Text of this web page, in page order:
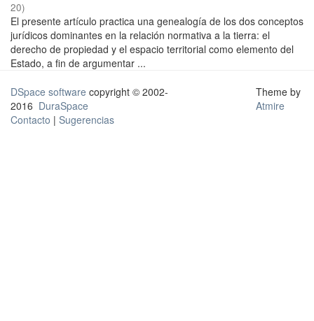
20)
El presente artículo practica una genealogía de los dos conceptos
jurídicos dominantes en la relación normativa a la tierra: el
derecho de propiedad y el espacio territorial como elemento del
Estado, a fin de argumentar ...
DSpace software copyright © 2002-
2016 DuraSpace
Contacto | Sugerencias
Theme by
Atmire